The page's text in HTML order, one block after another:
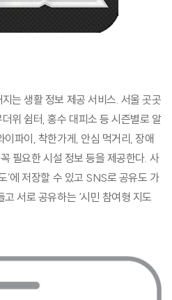
는 생활 정보 제공 서비스. 서울 곳곳
위 쉼터, 홍수 대피소 등 시즌별로 알
파이, 착한가게, 안심 먹거리, 장애
필요한 시설 정보 등을 제공한다. 사
’에 저장할 수 있고 SNS로 공유도 가
서로 공유하는 ‘시민 참여형 지도